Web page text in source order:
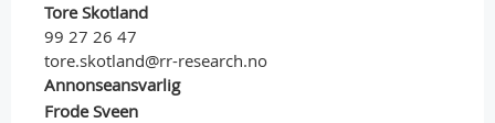
Tore Skotland
99 27 26 47
tore.skotland@rr-research.no
Annonseansvarlig
Frode Sveen